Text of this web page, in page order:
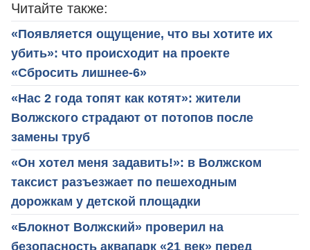
Читайте также:
«Появляется ощущение, что вы хотите их
убить»: что происходит на проекте
«Сбросить лишнее-6»
«Нас 2 года топят как котят»: жители
Волжского страдают от потопов после
замены труб
«Он хотел меня задавить!»: в Волжском
таксист разъезжает по пешеходным
дорожкам у детской площадки
«Блокнот Волжский» проверил на
безопасность аквапарк «21 век» перед